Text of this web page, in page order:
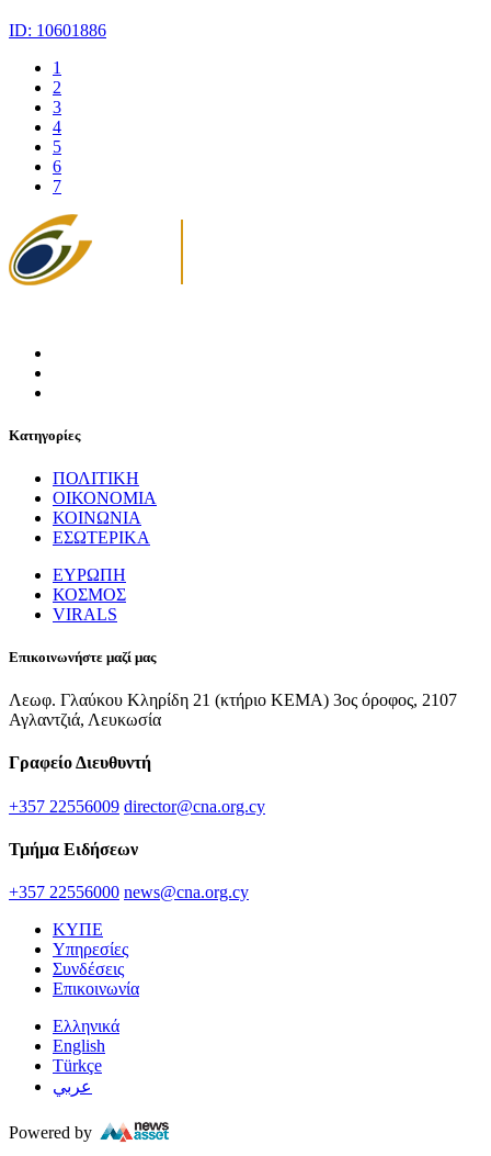
ID: 10601886
1
2
3
4
5
6
7
Κατηγορίες
ΠΟΛΙΤΙΚΗ
ΟΙΚΟΝΟΜΙΑ
ΚΟΙΝΩΝΙΑ
ΕΣΩΤΕΡΙΚΑ
ΕΥΡΩΠΗ
ΚΟΣΜΟΣ
VIRALS
Επικοινωνήστε μαζί μας
Λεωφ. Γλαύκου Κληρίδη 21 (κτήριο ΚΕΜΑ) 3ος όροφος, 2107
Αγλαντζιά, Λευκωσία
Γραφείο Διευθυντή
+357 22556009 director@cna.org.cy
Τμήμα Ειδήσεων
+357 22556000 news@cna.org.cy
ΚΥΠΕ
Υπηρεσίες
Συνδέσεις
Επικοινωνία
Ελληνικά
English
Türkçe
عربي
Powered by